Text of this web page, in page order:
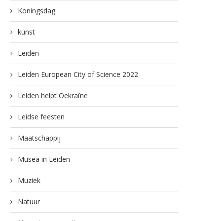
Koningsdag
kunst
Leiden
Leiden European City of Science 2022
Leiden helpt Oekraïne
Leidse feesten
Maatschappij
Musea in Leiden
Muziek
Natuur